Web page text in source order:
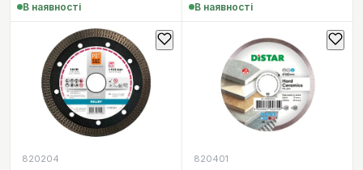
В наявності В наявності
820204 820401